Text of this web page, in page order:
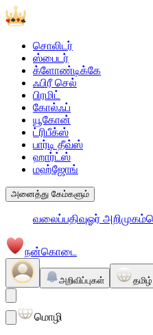
சொலிடர்
ஸ்பைடர்
க்ளோண்டிக்கே
ஃபிரீ செல்
பிரமிட்
கோல்ஃப்
யூகோன்
ட்ரிபீக்ஸ்
பார்டி தீவ்ஸ்
ஹார்ட்ஸ்
மஹ்ஜோங்
அனைத்து கேம்களும்
வலைப்பதிவுஓர் அறிமுகம்
நன்கொடை
அறிவிப்புகள் தமிழ்
மொழி